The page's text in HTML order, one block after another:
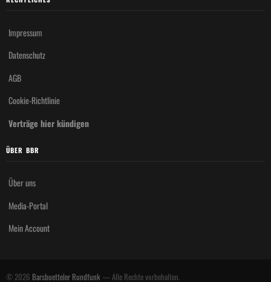
Impressum
Datenschutz
AGB
Cookie-Richtlinie
Verträge hier kündigen
ÜBER BBR
Über uns
Media-Portal
Mein Account
© 2026 Barsbuetteler Rundfunk — Alle Rechte vorbehalten.